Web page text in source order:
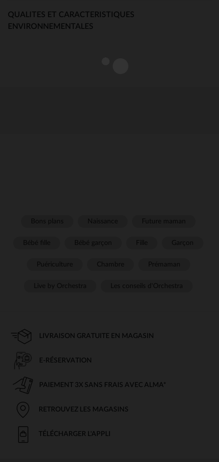
QUALITES ET CARACTERISTIQUES
ENVIRONNEMENTALES
LIVRAISON GRATUITE EN MAGASIN
E-RÉSERVATION
PAIEMENT 3X SANS FRAIS AVEC ALMA*
RETROUVEZ LES MAGASINS
TÉLÉCHARGER L'APPLI